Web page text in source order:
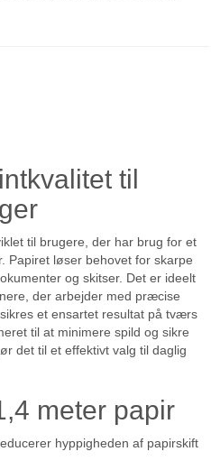
til
til brugere, der har brug for et
Papiret løser behovet for skarpe
og skitser. Det er ideelt
der arbejder med præcise
et ensartet resultat på tværs
til at minimere spild og sikre
det til et effektivt valg til daglig
meter papir
hyppigheden af papirskift